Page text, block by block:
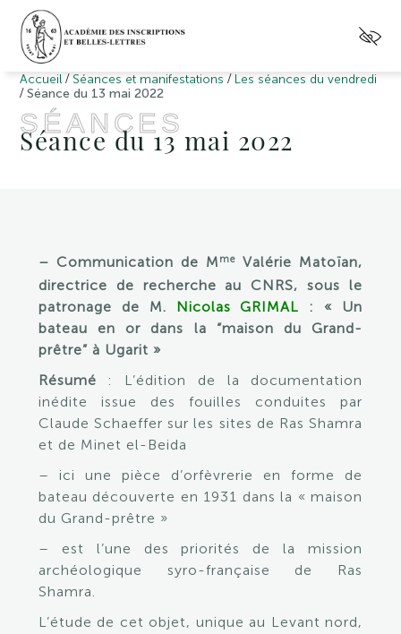
Accueil / Séances et manifestations / Les séances du vendredi
/Séance du 13 mai 2022
SÉANCES
Séance du 13 mai 2022
– Communication de M me
Valérie Matoïan,
directrice de recherche au CNRS, sous le
patronage de M. Nicolas GRIMAL
: « Un
bateau en or dans la “maison du Grand-
prêtre” à Ugarit »
Résumé : L’édition de la documentation
inédite issue des fouilles conduites par
Claude Schaeffer sur les sites de Ras Shamra
et de Minet el-Beida
– ici une pièce d’orfèvrerie en forme de
bateau découverte en 1931 dans la « maison
du Grand-prêtre »
– est l’une des priorités de la mission
archéologique syro-française de Ras
Shamra.
L’étude de cet objet, unique au Levant nord,